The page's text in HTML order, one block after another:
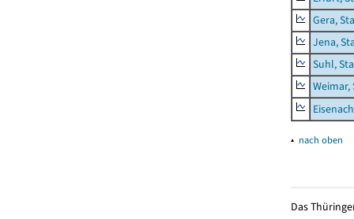
Gera,
Jena,
Suhl,
Weimar,
▴ nach oben
Das